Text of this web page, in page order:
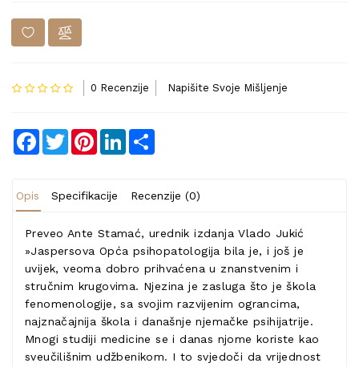
0 Recenzije Napišite Svoje Mišljenje
Facebook
TwitterPinterestLinkedIn
Opis Specifikacije Recenzije (0)
Preveo Ante Stamać, urednik izdanja Vlado Jukić
»Jaspersova Opća psihopatologija bila je, i još je
uvijek, veoma dobro prihvaćena u znanstvenim i
stručnim krugovima. Njezina je zasluga što je škola
fenomenologije, sa svojim razvijenim ograncima,
najznačajnija škola i današnje njemačke psihijatrije.
Mnogi studiji medicine se i danas njome koriste kao
sveučilišnim udžbenikom. I to svjedoči da vrijednost